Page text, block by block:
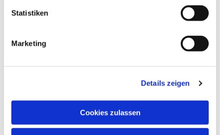
Statistiken
Marketing
Details zeigen
Cookies zulassen
Pfarrei
Lebensbegleitung
Schleider Hauptstraße 16